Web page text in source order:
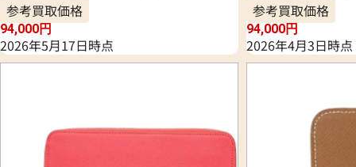
参考買取価格
94,000円
2026年5月17日時点
参考買取価格
94,000円
2026年4月3日時点